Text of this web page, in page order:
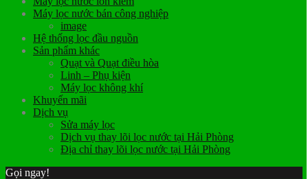
Máy lọc nước bán công nghiệp
image
Hệ thống lọc đầu nguồn
Sản phẩm khác
Quạt và Quạt điều hòa
Linh – Phụ kiện
Máy lọc không khí
Khuyến mãi
Dịch vụ
Sửa máy lọc
Dịch vụ thay lõi lọc nước tại Hải Phòng
Địa chỉ thay lõi lọc nước tại Hải Phòng
Gọi ngay!